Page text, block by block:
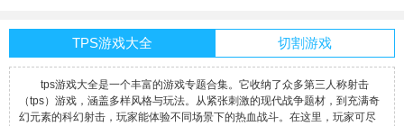
TPS游戏大全 切割游戏
tps游戏大全是一个丰富的游戏专题合集。它收纳了众多第三人称射击
（tps）游戏，涵盖多样风格与玩法。从紧张刺激的现代战争题材，到充满奇
幻元素的科幻射击，玩家能体验不同场景下的热血战斗。在这里，玩家可尽